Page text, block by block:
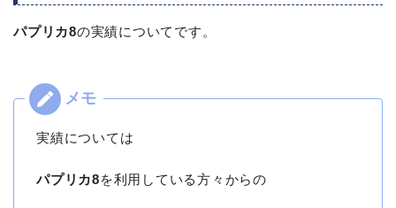
パプリカ8の実績についてです。
実績については
パプリカ8を利用している方々からの